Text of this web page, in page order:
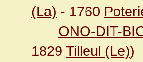
(La) - 1760
ONO-DIT-
1829 Tilleul (Le))